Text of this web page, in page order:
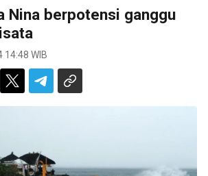
Nina berpotensi ganggu
14:48 WIB